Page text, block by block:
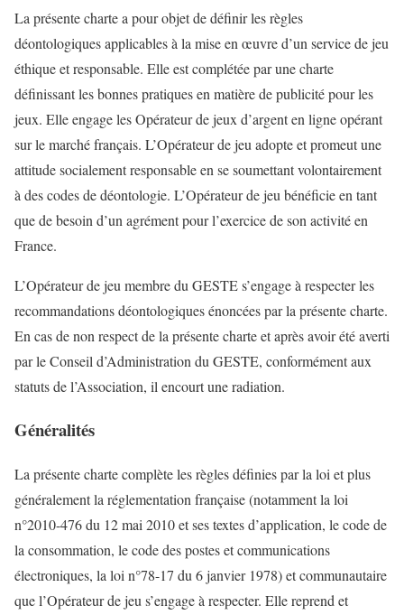
La présente charte a pour objet de définir les règles
déontologiques applicables à la mise en œuvre d’un service de jeu
éthique et responsable. Elle est complétée par une charte
définissant les bonnes pratiques en matière de publicité pour les
jeux. Elle engage les Opérateur de jeux d’argent en ligne opérant
sur le marché français. L’Opérateur de jeu adopte et promeut une
attitude socialement responsable en se soumettant volontairement
à des codes de déontologie. L’Opérateur de jeu bénéficie en tant
que de besoin d’un agrément pour l’exercice de son activité en
France.
L’Opérateur de jeu membre du GESTE s’engage à respecter les
recommandations déontologiques énoncées par la présente charte.
En cas de non respect de la présente charte et après avoir été averti
par le Conseil d’Administration du GESTE, conformément aux
statuts de l’Association, il encourt une radiation.
Généralités
La présente charte complète les règles définies par la loi et plus
généralement la réglementation française (notamment la loi
n°2010-476 du 12 mai 2010 et ses textes d’application, le code de
la consommation, le code des postes et communications
électroniques, la loi n°78-17 du 6 janvier 1978) et communautaire
que l’Opérateur de jeu s’engage à respecter. Elle reprend et